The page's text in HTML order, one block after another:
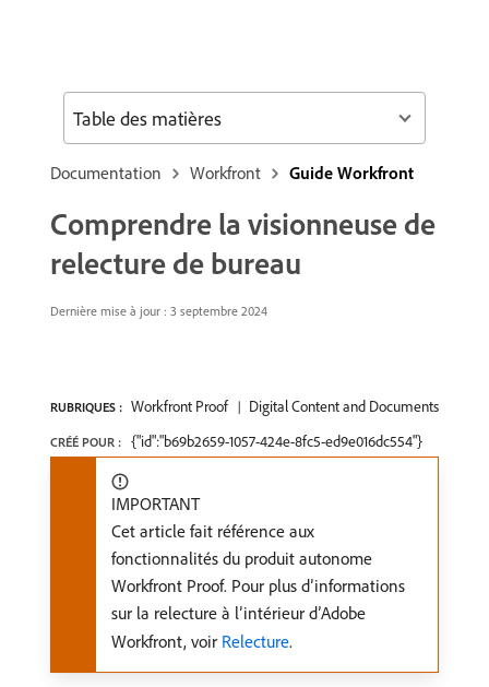
Documentation Workfront Guide Workfront
Comprendre la visionneuse de
relecture de bureau
Dernière mise à jour : 3 septembre 2024
RUBRIQUES : Workfront Proof Digital Content and Documents
CRÉÉ POUR : {"id":"b69b2659-1057-424e-8fc5-ed9e016dc554"}
IMPORTANT
Cet article fait référence aux
fonctionnalités du produit autonome
Workfront Proof. Pour plus d’informations
sur la relecture à l’intérieur d’Adobe
Workfront, voir Relecture.
Table des matières